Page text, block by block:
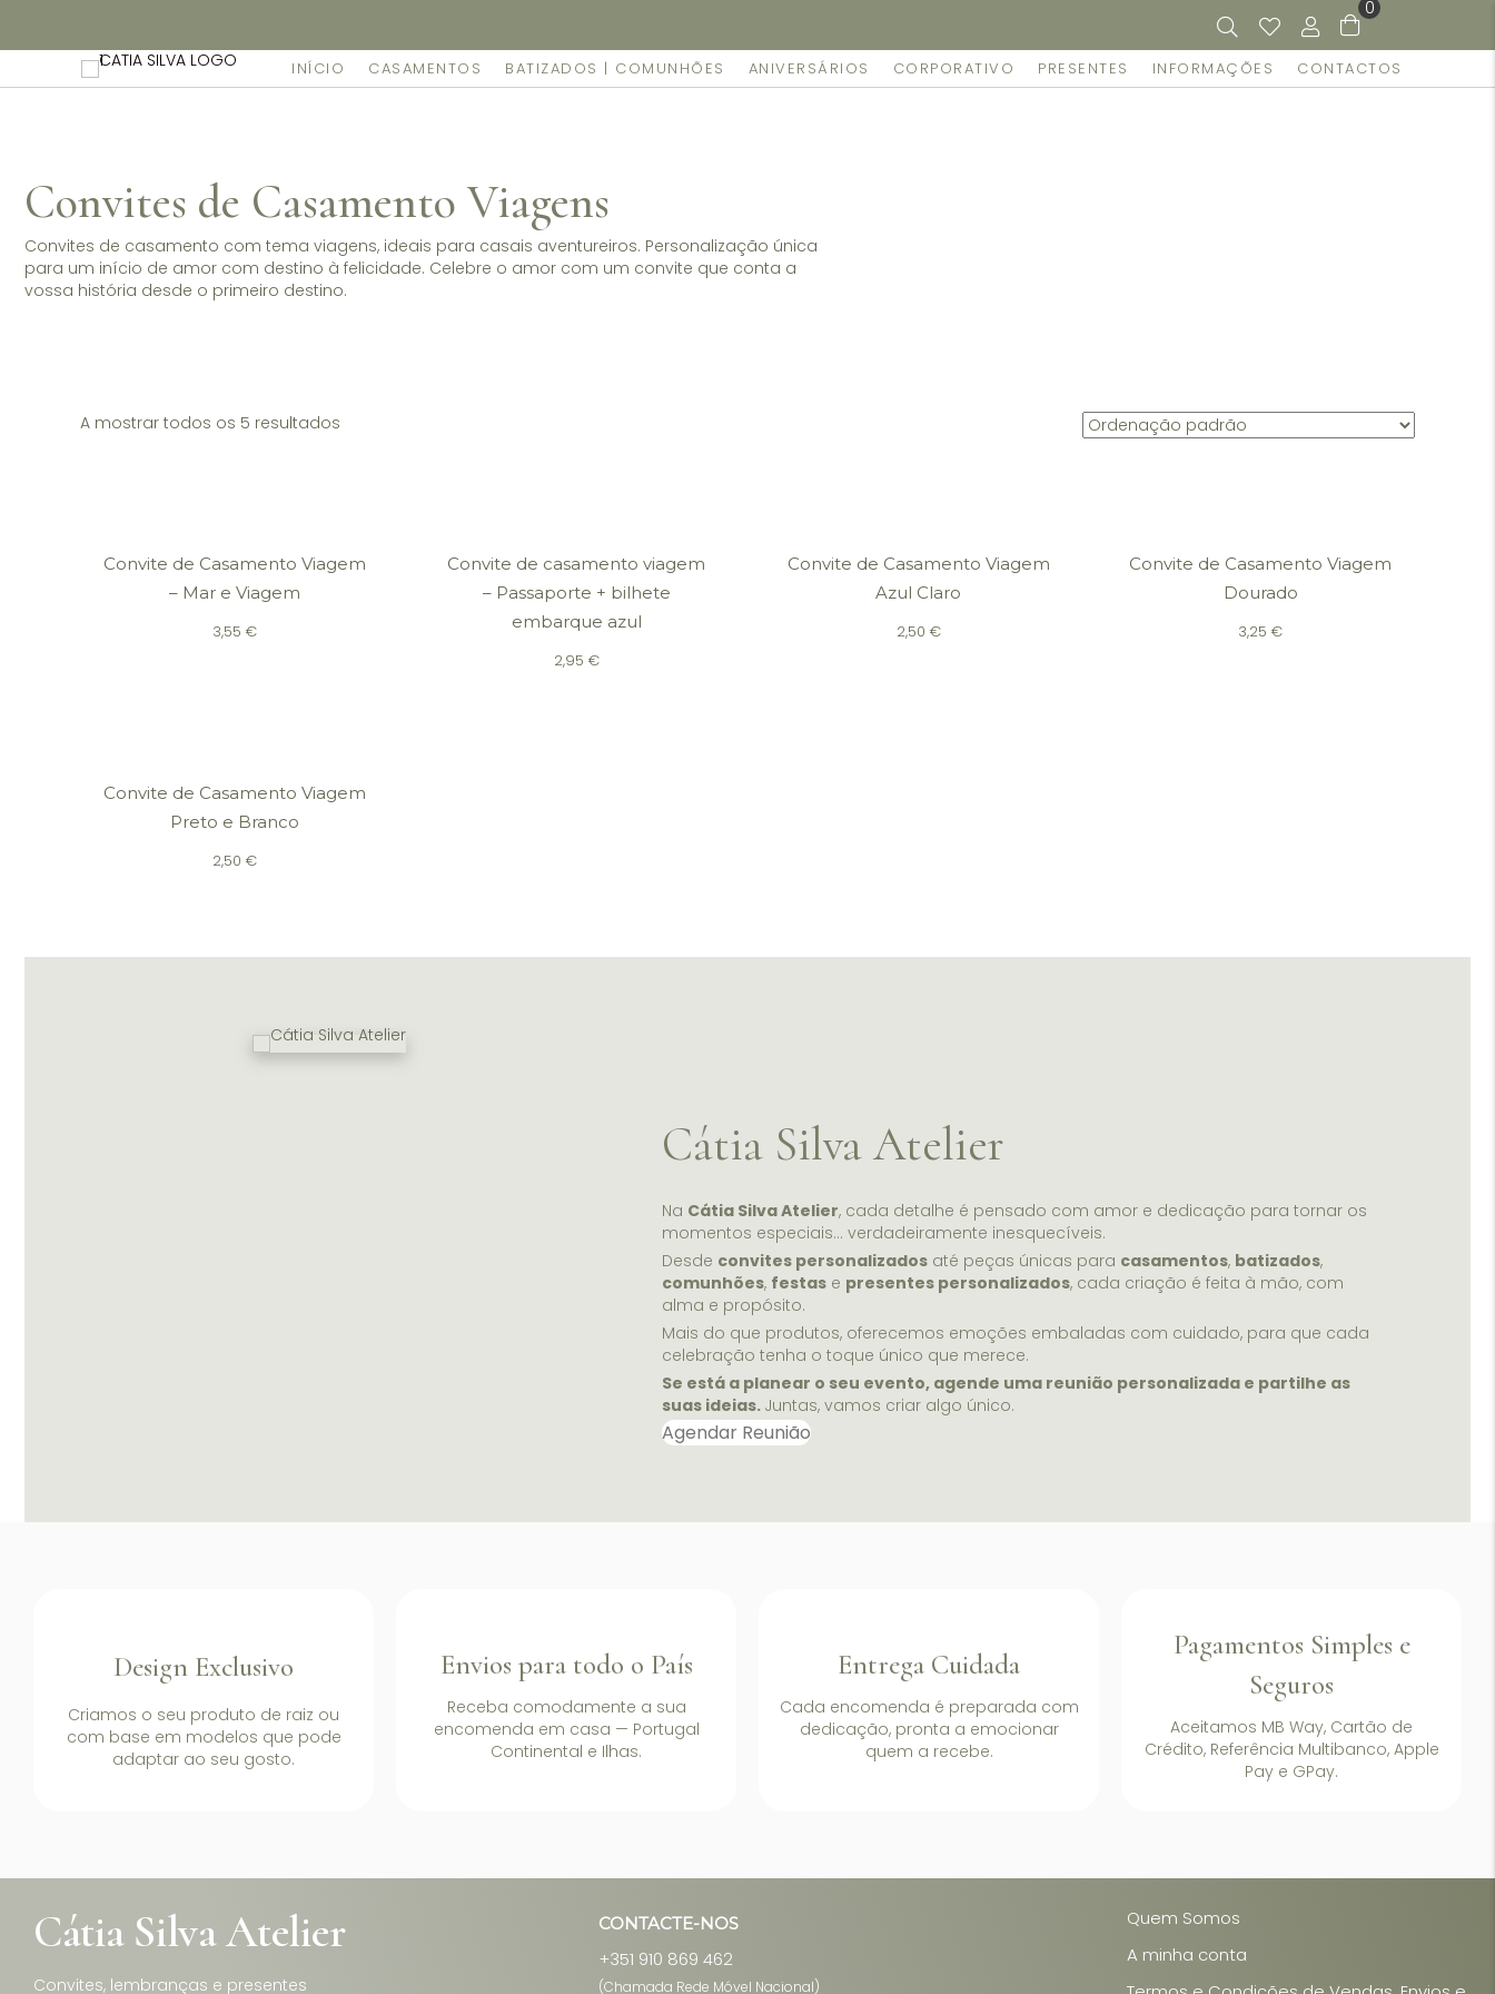
0
INÍCIO CASAMENTOS BATIZADOS | COMUNHÕES ANIVERSÁRIOS CORPORATIVO PRESENTES INFORMAÇÕES CONTACTOS
Convites de Casamento Viagens
Convites de casamento com tema viagens, ideais para casais aventureiros. Personalização única
para um início de amor com destino à felicidade. Celebre o amor com um convite que conta a
vossa história desde o primeiro destino.
A mostrar todos os 5 resultados
Convite de Casamento Viagem
– Mar e Viagem
3,55 €
Convite de casamento viagem
– Passaporte + bilhete
embarque azul
2,95 €
Convite de Casamento Viagem
Azul Claro
2,50 €
Convite de Casamento Viagem
Dourado
3,25€
Convite de Casamento Viagem
Preto e Branco
2,50 €
Cátia Silva Atelier
Na Cátia Silva Atelier, cada detalhe é pensado com amor e dedicação para tornar os
momentos especiais… verdadeiramente inesquecíveis.
Desde convites personalizadosaté peças únicas para casamentos, batizados,
comunhões, festase presentes personalizados, cada criação é feita à mão, com
alma e propósito.
Mais do que produtos, oferecemos emoções embaladas com cuidado, para que cada
celebração tenha o toque único que merece.
Se está a planear o seu evento, agende uma reunião personalizada e partilhe as
suas ideias. Juntas, vamos criar algo único.
Agendar Reunião
Design Exclusivo
Criamos o seu produto de raiz ou
com base em modelos que pode
adaptar ao seu gosto.
Envios para todo o País
Receba comodamente a sua
encomenda em casa — Portugal
Continental e Ilhas.
Entrega Cuidada
Cada encomenda é preparada com
dedicação, pronta a emocionar
quem a recebe.
Pagamentos Simples e
Seguros
Aceitamos MB Way, Cartão de
Crédito, Referência Multibanco, Apple
Pay e GPay.
Cátia Silva Atelier
Convites, lembranças e presentes
CONTACTE-NOS
+351 910 869 462
(Chamada Rede Móvel Nacional)
Quem Somos
A minha conta